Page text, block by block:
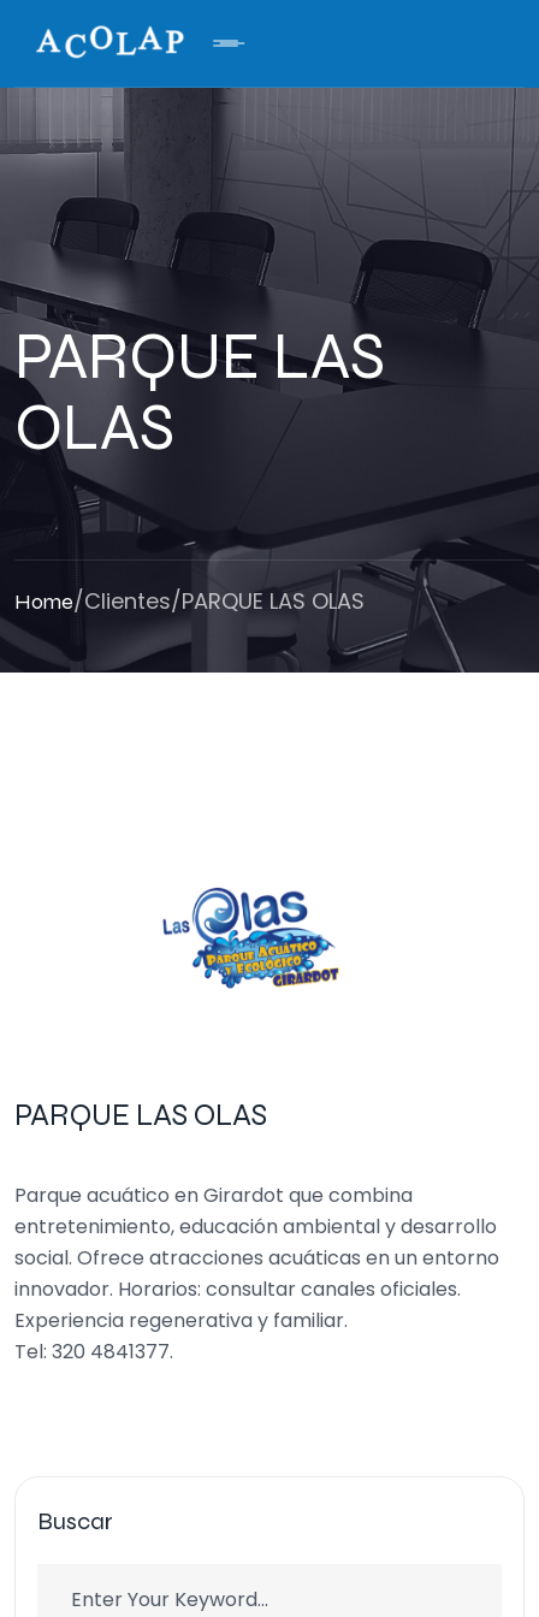
PARQUE LAS
OLAS
Home/Clientes/PARQUE LAS OLAS
PARQUE LAS OLAS
Parque acuático en Girardot que combina
entretenimiento, educación ambiental y desarrollo
social. Ofrece atracciones acuáticas en un entorno
innovador. Horarios: consultar canales oficiales.
Experiencia regenerativa y familiar.
Tel: 320 4841377.
Buscar